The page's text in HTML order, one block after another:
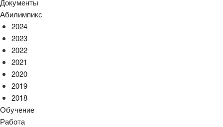
Абилимпикс
2024
2023
2022
2021
2020
2019
2018
Обучение
Работа